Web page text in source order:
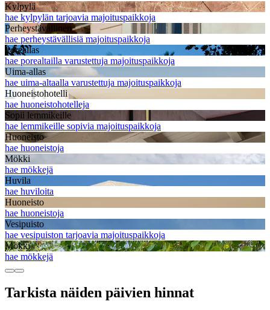
Kylpylä
hae kylpylän tarjoavia majoituspaikkoja
Perheystävällinen
hae perheystävällisiä majoituspaikkoja
Poreallas
hae porealtailla varustettuja majoituspaikkoja
Uima-allas
hae uima-altaalla varustettuja majoituspaikkoja
Huoneistohotelli
hae huoneistohotelleja
Sopii lemmikeille
hae lemmikeille sopivia majoituspaikkoja
Huoneisto
hae huoneistoja
Mökki
hae mökkejä
Huvila
hae huviloita
Huoneisto
hae huoneistoja
Vesipuisto
hae vesipuiston tarjoavia majoituspaikkoja
Mökki
hae mökkejä
Tarkista näiden päivien hinnat